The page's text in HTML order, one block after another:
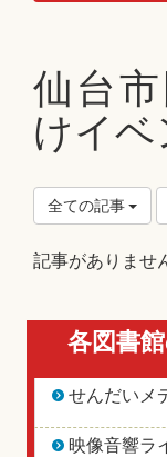
仙台
けイベ
全ての記事
記事がありませ
各図書
せんだいメ
映像音響ラ